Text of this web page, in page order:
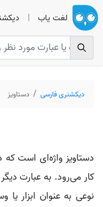
لغت یاب |
دیکشنری فارسی دستاویز
دستاویز واژه‌ای است که
کار می‌رود. به عبارت
نوعی به عنوان ابزار